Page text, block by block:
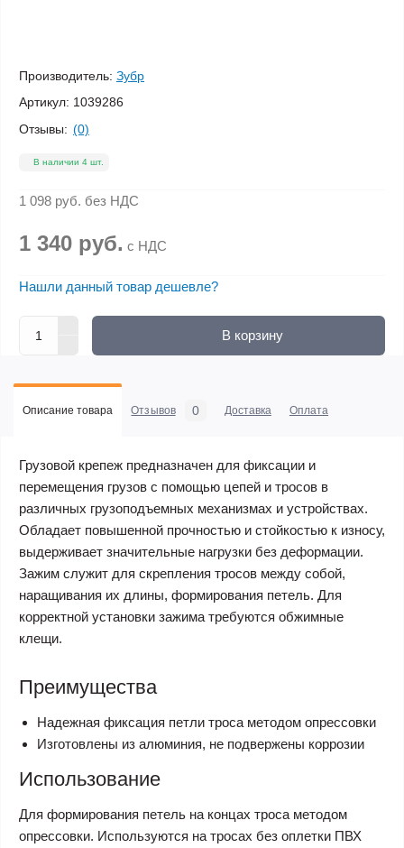
Производитель: Зубр
Артикул: 1039286
Отзывы: (0)
В наличии 4 шт.
1 098 руб. без НДС
1 340 руб. с НДС
Нашли данный товар дешевле?
В корзину
Описание товара Отзывов 0 Доставка Оплата
Грузовой крепеж предназначен для фиксации и
перемещения грузов с помощью цепей и тросов в
различных грузоподъемных механизмах и устройствах.
Обладает повышенной прочностью и стойкостью к износу,
выдерживает значительные нагрузки без деформации.
Зажим служит для скрепления тросов между собой,
наращивания их длины, формирования петель. Для
корректной установки зажима требуются обжимные
клещи.
Преимущества
Надежная фиксация петли троса методом опрессовки
Изготовлены из алюминия, не подвержены коррозии
Использование
Для формирования петель на концах троса методом
опрессовки. Используются на тросах без оплетки ПВХ